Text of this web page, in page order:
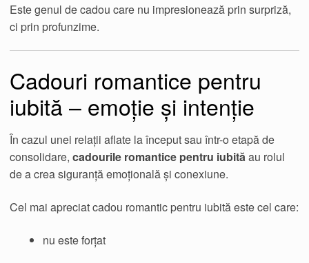
Este genul de cadou care nu impresionează prin surpriză,
ci prin profunzime.
Cadouri romantice pentru
iubită – emoție și intenție
În cazul unei relații aflate la început sau într-o etapă de
consolidare, cadourile romantice pentru iubităau rolul
de a crea siguranță emoțională și conexiune.
Cel mai apreciat cadou romantic pentru iubită este cel care:
nu este forțat